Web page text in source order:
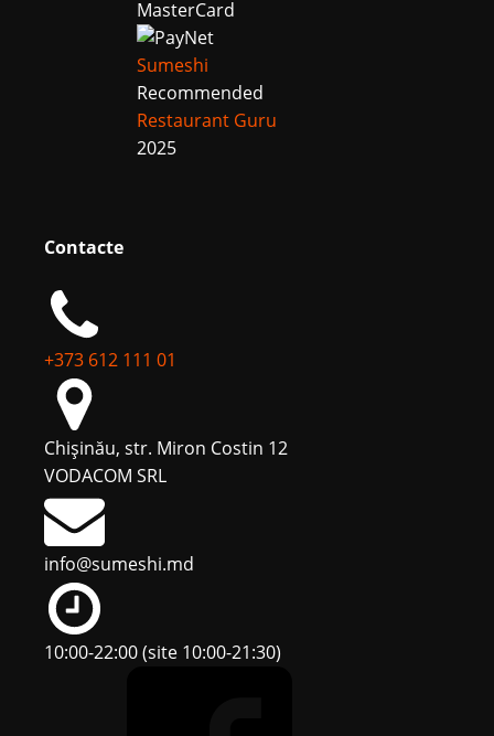
Sumeshi
Recommended
Restaurant Guru
2025
Contacte
+373 612 111 01
Chişinău, str. Miron Costin 12
VODACOM SRL
info@sumeshi.md
10:00-22:00 (site 10:00-21:30)